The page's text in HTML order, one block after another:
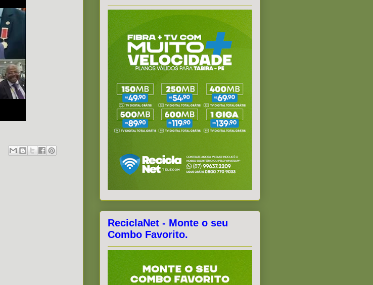
ReciclaNet - Monte o seu
Combo Favorito.